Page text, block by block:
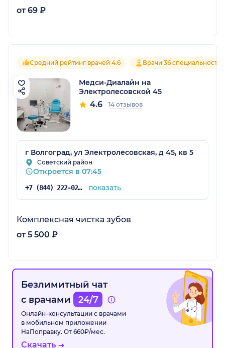
от 69 ₽
Средний рейтинг врачей 4.6 Врачи 36 специальностей
Медси-Диалайн на
Электролесовской 45
4.6 14 отзывов
г Волгоград, ул Электролесовская, д 45, кв 5
Советский район
Откроется в 07:45
+7 (844) 222-02-20 показать
Комплексная чистка зубов
от 5 500 ₽
Безлимитный чат
с врачами
24/7
Онлайн-консультации с врачами
в мобильном приложении
НаПоправку. От 660₽/мес.
Скачать